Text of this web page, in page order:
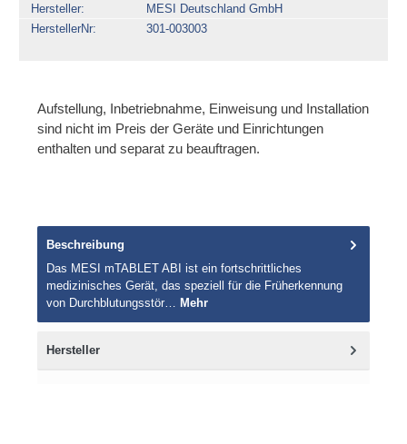
Hersteller
MESI Deutschland GmbH
HerstellerNr
301-003003
Aufstellung, Inbetriebnahme, Einweisung und Installation
sind nicht im Preis der Geräte und Einrichtungen
enthalten und separat zu beauftragen.
Beschreibung
Das MESI mTABLET ABI ist ein fortschrittliches
medizinisches Gerät, das speziell für die Früherkennung
von Durchblutungsstör…
Mehr
Hersteller